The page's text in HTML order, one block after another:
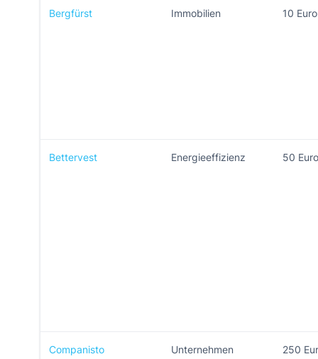
Bergfürst Immobilien 10 Euro
Bettervest Energieeffizienz 50 Euro
Companisto Unternehmen 250